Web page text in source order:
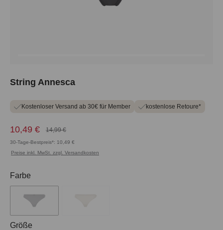
String Annesca
Kostenloser Versand ab 30€ für Member kostenlose Retoure*
10,49 € 14,99 €
30-Tage-Bestpreis*: 10,49 €
Preise inkl. MwSt. zzgl. Versandkosten
Farbe
Größe